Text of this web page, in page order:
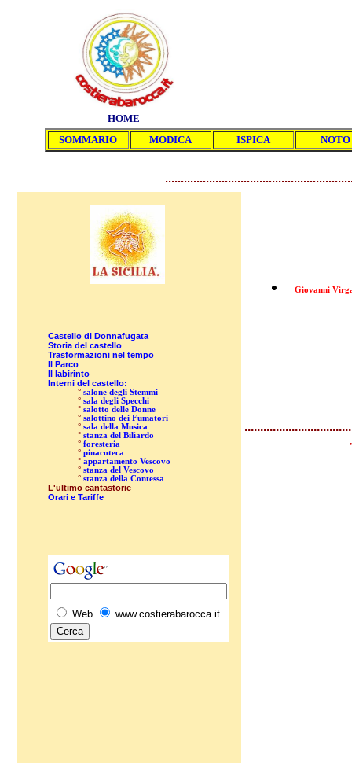
HOME
SOMMARIO
MODICA ISPICA NOTO
Castello di Donnafugata
Storia del castello
Trasformazioni nel tempo
Il Parco
Il labirinto
Interni del castello:
°salone degli Stemmi
°sala degli Specchi
°salotto delle Donne
°salottino dei Fumatori
°sala della Musica
°stanza del Biliardo
°foresteria
°pinacoteca
°appartamento Vescovo
°stanza del Vescovo
°stanza della Contessa
L'ultimo cantastorie
Orari e Tariffe
Web www.costierabarocca.it
Giovanni